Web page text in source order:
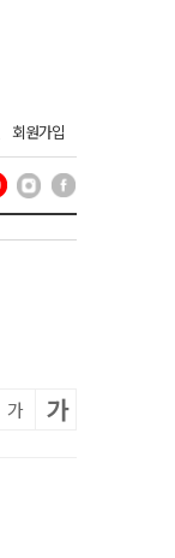
회원가입
가 가